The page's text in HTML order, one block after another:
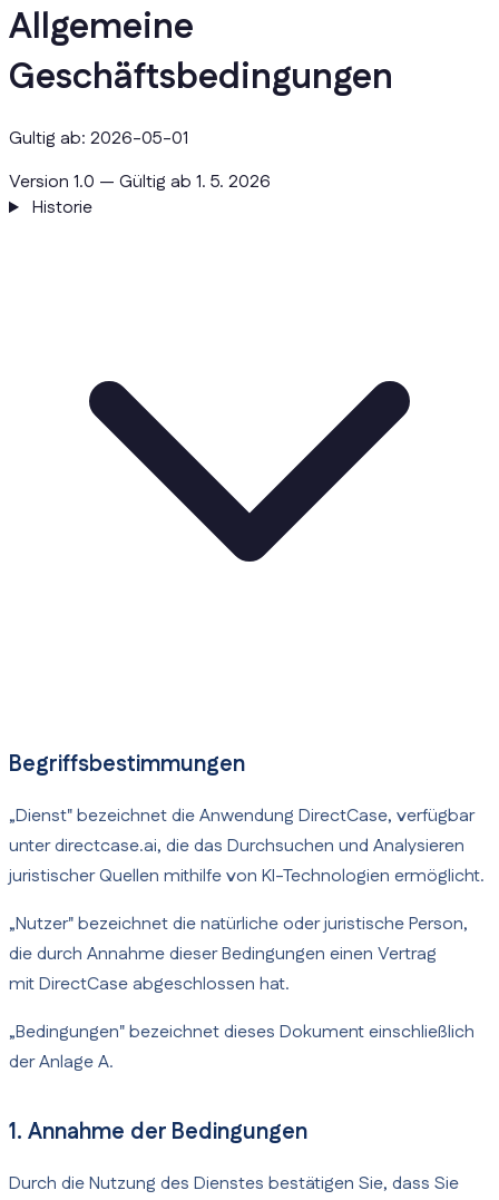
Allgemeine
Geschäftsbedingungen
Gultig ab: 2026-05-01
Version 1.0 — Gültig ab 1. 5. 2026
Historie
Begriffsbestimmungen
„Dienst" bezeichnet die Anwendung DirectCase, verfügbar
unter directcase.ai, die das Durchsuchen und Analysieren
juristischer Quellen mithilfe von KI-Technologien ermöglicht.
„Nutzer" bezeichnet die natürliche oder juristische Person,
die durch Annahme dieser Bedingungen einen Vertrag
mit DirectCase abgeschlossen hat.
„Bedingungen" bezeichnet dieses Dokument einschließlich
der Anlage A.
1. Annahme der Bedingungen
Durch die Nutzung des Dienstes bestätigen Sie, dass Sie